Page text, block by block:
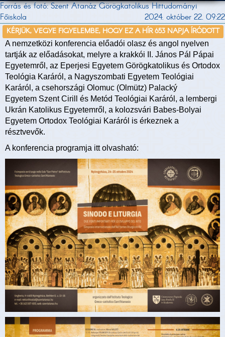
Forrás és fotó: Szent Atanáz Görögkatolikus Hittudományi
Főiskola
2024. október 22. 09:22
KÉRJÜK, VEGYE FIGYELEMBE, HOGY EZ A HÍR 653 NAPJA ÍRÓDOTT
A nemzetközi konferencia előadói olasz és angol nyelven
tartják az előadásokat, melyre a krakkói II. János Pál Pápai
Egyetemről, az Eperjesi Egyetem Görögkatolikus és Ortodox
Teológia Karáról, a Nagyszombati Egyetem Teológiai
Karáról, a csehországi Olomuc (Olmütz) Palacký
Egyetem Szent Cirill és Metód Teológiai Karáról, a lembergi
Ukrán Katolikus Egyetemről, a kolozsvári Babes-Bolyai
Egyetem Ortodox Teológiai Karáról is érkeznek a
résztvevők.
A konferencia programja itt olvasható: